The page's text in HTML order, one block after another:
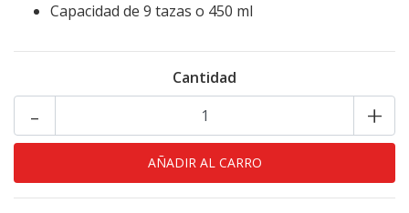
Capacidad de 9 tazas o 450 ml
Cantidad
+
-